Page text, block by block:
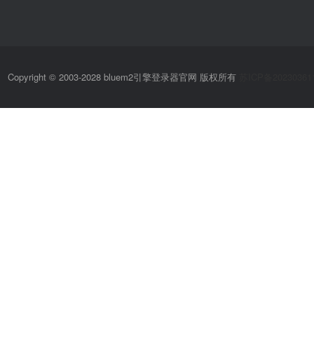
Copyright © 2003-2028 bluem2引擎登录器官网 版权所有